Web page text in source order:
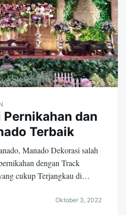
Pernikahan dan
Terbaik
Manado Dekorasi salah
dengan Track
cukup Terjangkau di…
Oktober 3, 2022